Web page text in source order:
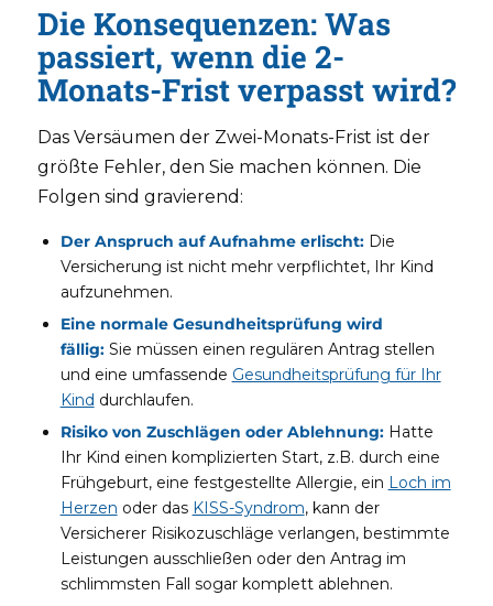
Die Konsequenzen: Was
passiert, wenn die 2-
Monats-Frist verpasst wird?
Das Versäumen der Zwei-Monats-Frist ist der
größte Fehler, den Sie machen können. Die
Folgen sind gravierend:
Der Anspruch auf Aufnahme erlischt:Die
Versicherung ist nicht mehr verpflichtet, Ihr Kind
aufzunehmen.
Eine normale Gesundheitsprüfung wird
fällig:Sie müssen einen regulären Antrag stellen
und eine umfassende Gesundheitsprüfung für Ihr
Kind durchlaufen.
Risiko von Zuschlägen oder Ablehnung:Hatte
Ihr Kind einen komplizierten Start, z.B. durch eine
Frühgeburt, eine festgestellte Allergie, ein Loch im
Herzen oder das KISS-Syndrom, kann der
Versicherer Risikozuschläge verlangen, bestimmte
Leistungen ausschließen oder den Antrag im
schlimmsten Fall sogar komplett ablehnen.